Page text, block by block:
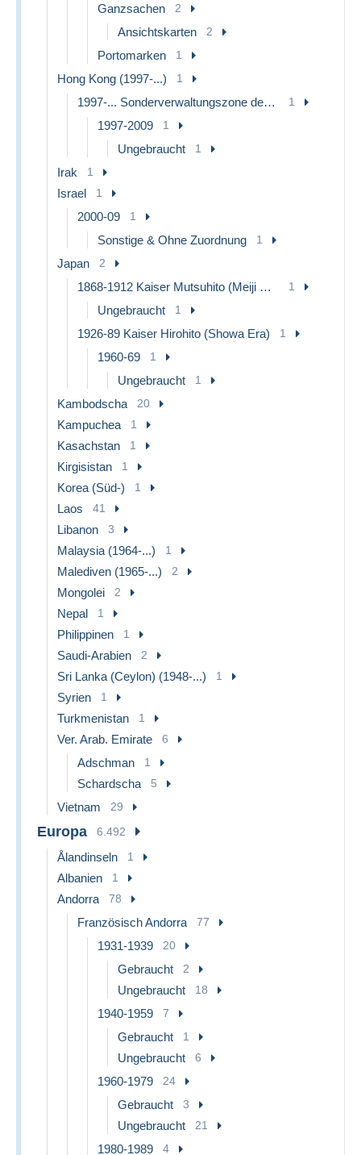
Ganzsachen 2
Ansichtskarten 2
Portomarken 1
Hong Kong (1997-...) 1
1997-... Sonderverwaltungszone der China 1
1997-2009 1
Ungebraucht 1
Irak 1
Israel 1
2000-09 1
Sonstige & Ohne Zuordnung 1
Japan 2
1868-1912 Kaiser Mutsuhito (Meiji Era) 1
Ungebraucht 1
1926-89 Kaiser Hirohito (Showa Era) 1
1960-69 1
Ungebraucht 1
Kambodscha 20
Kampuchea 1
Kasachstan 1
Kirgisistan 1
Korea (Süd-) 1
Laos 41
Libanon 3
Malaysia (1964-...) 1
Malediven (1965-...) 2
Mongolei 2
Nepal 1
Philippinen 1
Saudi-Arabien 2
Sri Lanka (Ceylon) (1948-...) 1
Syrien 1
Turkmenistan 1
Ver. Arab. Emirate 6
Adschman 1
Schardscha 5
Vietnam 29
Europa 6.492
Ålandinseln 1
Albanien 1
Andorra 78
Französisch Andorra 77
1931-1939 20
Gebraucht 2
Ungebraucht 18
1940-1959 7
Gebraucht 1
Ungebraucht 6
1960-1979 24
Gebraucht 3
Ungebraucht 21
1980-1989 4